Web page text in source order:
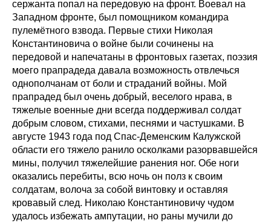
сержанта попал на передовую на фронт. Воевал на
Западном фронте, был помощником командира
пулемётного взвода. Первые стихи Николая
Константиновича о войне были сочинены на
передовой и напечатаны в фронтовых газетах, поэзия
моего прапрадеда давала возможность отвлечься
однополчанам от боли и страданий войны. Мой
прапрадед был очень добрый, веселого нрава, в
тяжелые военные дни всегда поддерживал солдат
добрым словом, стихами, песнями и частушками. В
августе 1943 года под Спас-Деменским Калужской
области его тяжело ранило осколками разорвавшейся
мины, получил тяжелейшие ранения ног. Обе ноги
оказались перебиты, всю ночь он полз к своим
солдатам, волоча за собой винтовку и оставляя
кровавый след. Николаю Константиновичу чудом
удалось избежать ампутации, но раны мучили до